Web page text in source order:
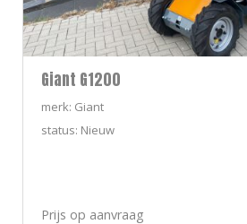
Giant G1200
merk: Giant
status: Nieuw
Prijs op aanvraag